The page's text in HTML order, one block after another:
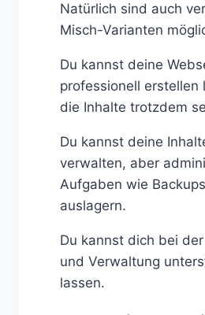
Natürlich sind auch
Misch-Varianten
Du kannst deine
professionell erstellen
die Inhalte trotzdem
Du kannst deine
verwalten, aber
Aufgaben wie
auslagern.
Du kannst dich bei
und Verwaltung
lassen.